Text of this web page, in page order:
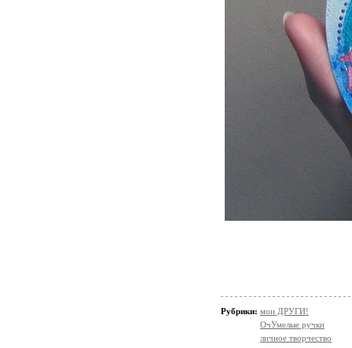
Рубрики: мои ДРУГИ!
ОчУмелые ручки
личное творчество